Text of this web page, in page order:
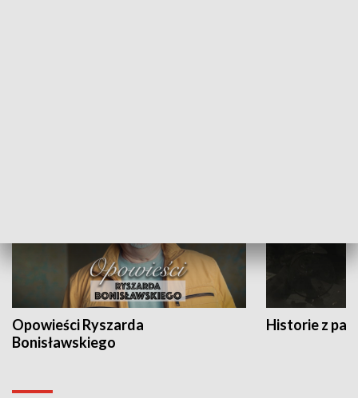
Opowieści Ryszarda
Bonisławskiego
Historie z